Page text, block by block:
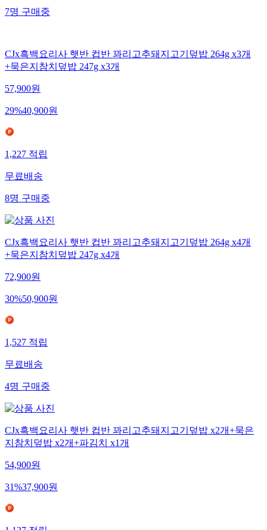
7명구매중
CJx흑백요리사 햇반 컵반 꽈리고추돼지고기덮밥 264g x3개
+묵은지참치덮밥 247g x3개
57,900원
29%40,900원
1,227적립
무료배송
8명구매중
CJx흑백요리사 햇반 컵반 꽈리고추돼지고기덮밥 264g x4개
+묵은지참치덮밥 247g x4개
72,900원
30%50,900원
1,527적립
무료배송
4명구매중
CJx흑백요리사 햇반 컵반 꽈리고추돼지고기덮밥 x2개+묵은
지참치덮밥 x2개+파김치 x1개
54,900원
31%37,900원